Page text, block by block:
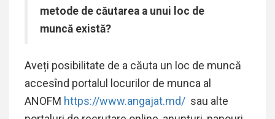
metode de căutarea a unui loc de
muncă există?
Aveți posibilitate de a căuta un loc de muncă
accesînd portalul locurilor de munca al
ANOFM https://www.angajat.md/ sau alte